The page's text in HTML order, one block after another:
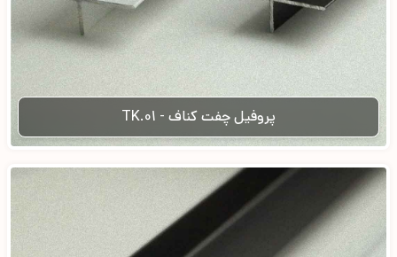
پروفیل چفت کناف - TK.01